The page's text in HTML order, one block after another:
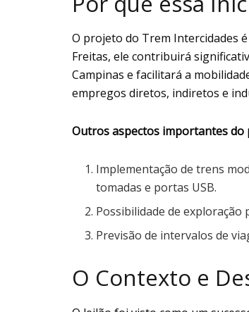
O projeto do Trem Intercidades
Freitas, ele contribuirá
Campinas e facilitará a
empregos diretos, indiretos e
Outros aspectos importantes do
Implementação de trens
tomadas e portas USB.
Possibilidade de exploração
Previsão de intervalos de
O Contexto e